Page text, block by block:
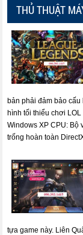
THỦ THUẬT
bản phải đảm bảo
hình tối thiểu chơi
Windows XP CPU: Bộ
trống hoàn toàn
tựa game này. Liên